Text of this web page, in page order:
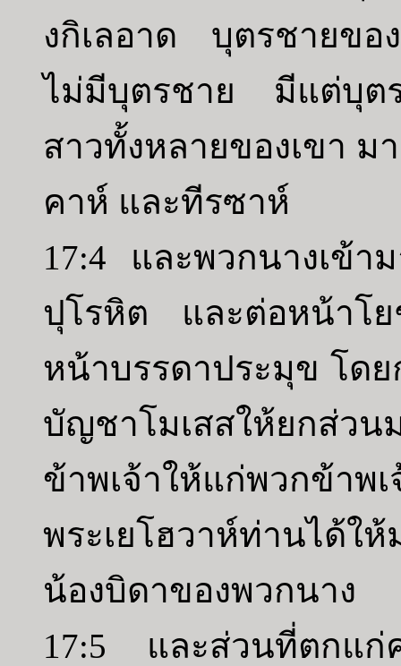
งกิเลอาด บุตรชายขอ
ไม่มีบุตรชาย มีแต่บุต
สาวทั้งหลายของเขา
คาห์ และทีรซาห์
17:4 และพวกนางเข้า
ปุโรหิต และต่อหน้าโ
หน้าบรรดาประมุข โดย
บัญชาโมเสสให้ยกส่วน
ข้าพเจ้าให้แก่พวกข้าพ
พระเยโฮวาห์ท่านได้ใ
น้องบิดาของพวกนาง
17:5 และส่วนที่ตกแ